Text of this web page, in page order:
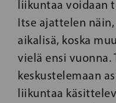
liikuntaa voidaan
Itse ajattelen
aikalisä, koska
vielä ensi vuonna.
keskustelemaan
liikuntaa